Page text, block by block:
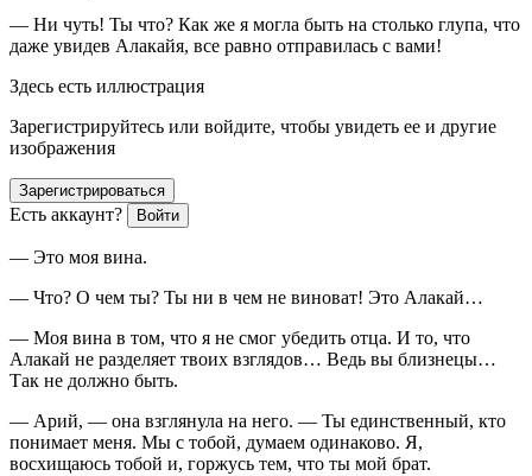
— Ни чуть! Ты что? Как же я могла быть на столько глупа, что
даже увидев Алакайя, все равно отправилась с вами!
Здесь есть иллюстрация
Зарегистрируйтесь или войдите, чтобы увидеть ее и другие
изображения
Зарегистрироваться
Есть аккаунт? Войти
— Это моя вина.
— Что? О чем ты? Ты ни в чем не виноват! Это Алакай…
— Моя вина в том, что я не смог убедить отца. И то, что
Алакай не разделяет твоих взглядов… Ведь вы близнецы…
Так не должно быть.
— Арий, — она взглянула на него. — Ты единственный, кто
понимает меня. Мы с тобой, думаем одинаково. Я,
восхищаюсь тобой и, горжусь тем, что ты мой брат.